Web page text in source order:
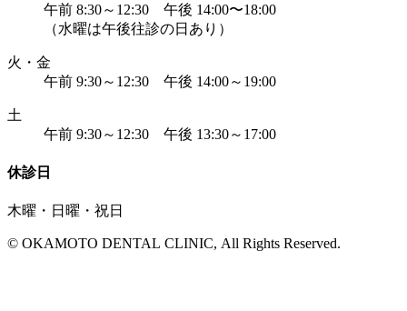
午前 8:30～12:30 午後 14:00〜18:00
（水曜は午後往診の日あり）
火・金
午前 9:30～12:30 午後 14:00～19:00
土
午前 9:30～12:30 午後 13:30～17:00
休診日
木曜・日曜・祝日
© OKAMOTO DENTAL CLINIC, All Rights Reserved.